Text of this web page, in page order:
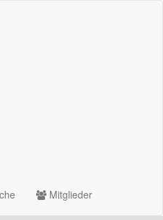
Mitglieder